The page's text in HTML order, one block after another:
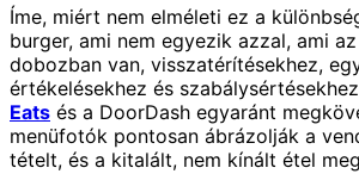
Íme, miért nem elméleti ez a
burger, ami nem egyezik azzal, ami
dobozban van, visszatérítésekhez,
értékelésekhez és
Eats és a DoorDash egyaránt
menüfotók pontosan ábrázolják a
tételt, és a kitalált, nem kínált étel